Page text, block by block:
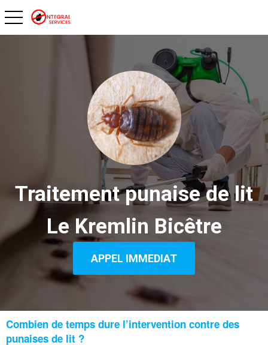
toggle navigation
Traitement punaise de lit
Le Kremlin Bicêtre
APPEL IMMEDIAT
Combien de temps dure l’intervention contre des
punaises de lit ?